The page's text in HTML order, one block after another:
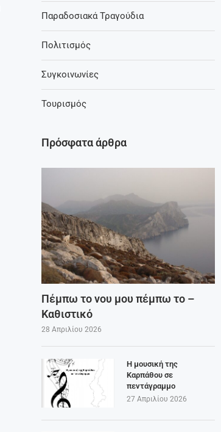
Παραδοσιακά Τραγούδια
Πολιτισμός
Συγκοινωνίες
Τουρισμός
Πρόσφατα άρθρα
Πέμπω το νου μου πέμπω το –
Καθιστικό
28 Απριλίου 2026
Η μουσική της
Καρπάθου σε
πεντάγραμμο
27 Απριλίου 2026